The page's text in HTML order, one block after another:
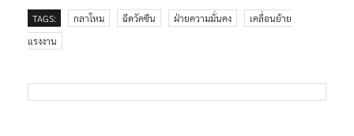
TAGS: กลาโหม ฉีดวัคซีน ฝ่ายความมั่นคง
เคลื่อนย้าย
แรงงาน